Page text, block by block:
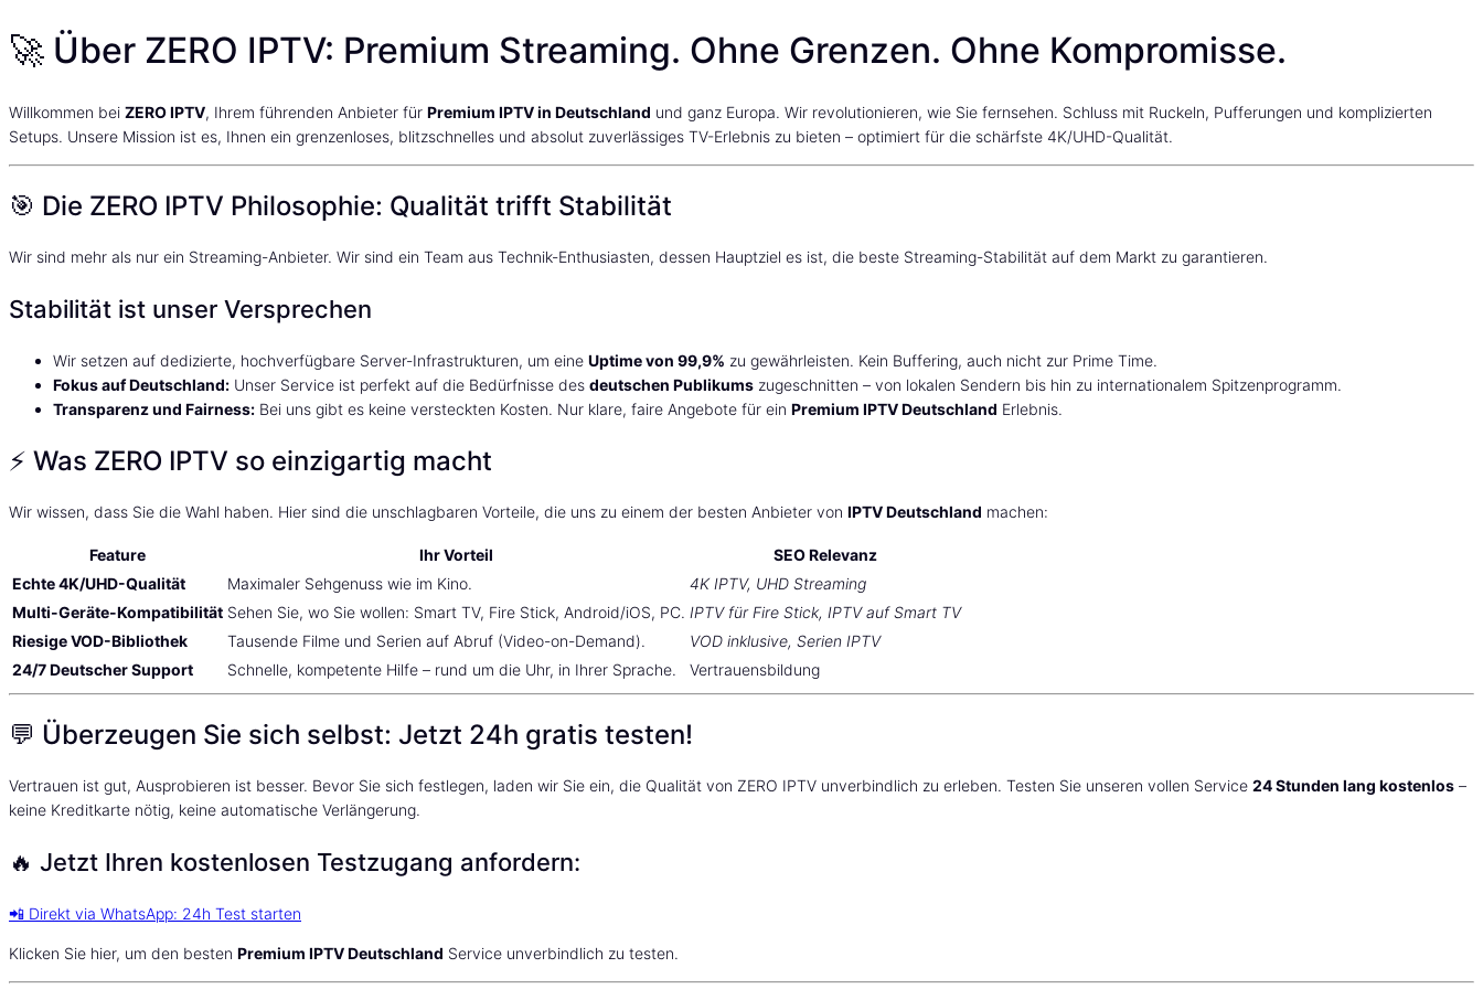
🚀 Über ZERO IPTV: Premium Streaming. Ohne Grenzen. Ohne Kompromisse.
Willkommen bei ZERO IPTV, Ihrem führenden Anbieter für Premium IPTV in Deutschland und ganz Europa. Wir revolutionieren, wie Sie fernsehen. Schluss mit Ruckeln, Pufferungen und komplizierten
Setups. Unsere Mission ist es, Ihnen ein grenzenloses, blitzschnelles und absolut zuverlässiges TV-Erlebnis zu bieten – optimiert für die schärfste 4K/UHD-Qualität.
🎯 Die ZERO IPTV Philosophie: Qualität trifft Stabilität
Wir sind mehr als nur ein Streaming-Anbieter. Wir sind ein Team aus Technik-Enthusiasten, dessen Hauptziel es ist, die beste Streaming-Stabilität auf dem Markt zu garantieren.
Stabilität ist unser Versprechen
Wir setzen auf dedizierte, hochverfügbare Server-Infrastrukturen, um eine Uptime von 99,9% zu gewährleisten. Kein Buffering, auch nicht zur Prime Time.
Fokus auf Deutschland: Unser Service ist perfekt auf die Bedürfnisse des deutschen Publikums zugeschnitten – von lokalen Sendern bis hin zu internationalem Spitzenprogramm.
Transparenz und Fairness: Bei uns gibt es keine versteckten Kosten. Nur klare, faire Angebote für ein Premium IPTV Deutschland Erlebnis.
⚡ Was ZERO IPTV so einzigartig macht
Wir wissen, dass Sie die Wahl haben. Hier sind die unschlagbaren Vorteile, die uns zu einem der besten Anbieter von IPTV Deutschland machen:
Feature Ihr Vorteil
SEO Relevanz
Echte 4K/UHD-Qualität
Maximaler Sehgenuss wie im Kino.
4K IPTV, UHD Streaming
Multi-Geräte-Kompatibilität Sehen Sie, wo Sie wollen: Smart TV, Fire Stick, Android/iOS, PC. IPTV für Fire Stick, IPTV auf Smart TV
Riesige VOD-Bibliothek
Tausende Filme und Serien auf Abruf (Video-on-Demand).
VOD inklusive, Serien IPTV
24/7 Deutscher Support
Schnelle, kompetente Hilfe – rund um die Uhr, in Ihrer Sprache. Vertrauensbildung
💬 Überzeugen Sie sich selbst: Jetzt 24h gratis testen!
Vertrauen ist gut, Ausprobieren ist besser. Bevor Sie sich festlegen, laden wir Sie ein, die Qualität von ZERO IPTV unverbindlich zu erleben. Testen Sie unseren vollen Service 24 Stunden lang kostenlos –
keine Kreditkarte nötig, keine automatische Verlängerung.
🔥 Jetzt Ihren kostenlosen Testzugang anfordern:
📲 Direkt via WhatsApp: 24h Test starten
Klicken Sie hier, um den besten Premium IPTV Deutschland Service unverbindlich zu testen.